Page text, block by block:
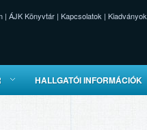
| ÁJK Könyvtár | Kapcsolatok | Kiadványok
HALLGATÓI INFORMÁCIÓK